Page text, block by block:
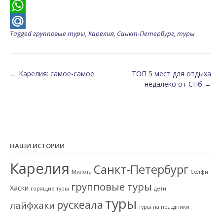
Odnoklassniki
WhatsApp
Mail.Ru
Taggedгрупповые туры, Карелия, Санкт-Петербург, туры
Post
← Карелия: самое-самое
ТОП 5 мест для отдыха
недалеко от СПб →
НАШИ ИСТОРИИ
Карелия Милота Санкт-Петербург Селфи
Хаски горящие туры групповые туры дети
лайфхаки рускеала туры туры на праздники